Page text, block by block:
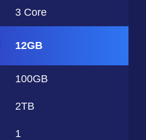
3 Core
12GB
100GB
2TB
1